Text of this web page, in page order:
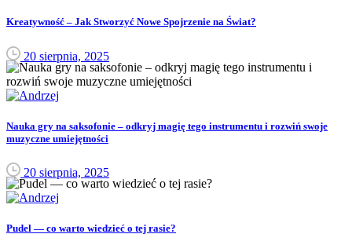
Kreatywność – Jak Stworzyć Nowe Spojrzenie na Świat?
20 sierpnia, 2025
Nauka gry na saksofonie – odkryj magię tego instrumentu i rozwiń swoje
muzyczne umiejętności
20 sierpnia, 2025
Pudel — co warto wiedzieć o tej rasie?